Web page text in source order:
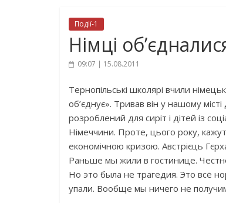
Події-1
Німці
09:07 | 15.08.2011
Тернопільські школярі вчили
об’єднує». Тривав він у нашому
розроблений для сиріт і дітей із
Німеччини. Проте, цього року,
економічною кризою. Австрієць
Раньше мы жили в гостинице.
Но это была не трагедия. Это всё
упали. Вообще мы ничего не